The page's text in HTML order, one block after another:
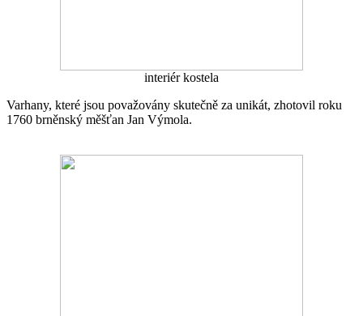
interiér kostela
Varhany, které jsou považovány skutečně za unikát, zhotovil roku
1760 brněnský měšťan Jan Výmola.